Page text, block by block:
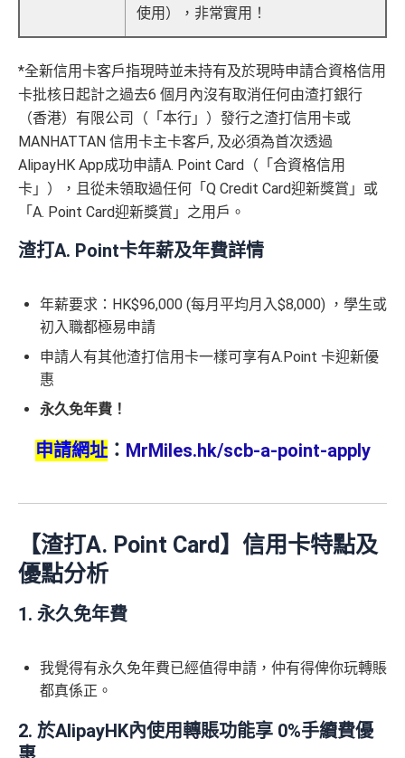
使用），非常實用！
*全新信用卡客戶指現時並未持有及於現時申請合資格信用
卡批核日起計之過去6 個月內沒有取消任何由渣打銀行
（香港）有限公司（「本行」）發行之渣打信用卡或
MANHATTAN 信用卡主卡客戶, 及必須為首次透過
AlipayHK App成功申請A. Point Card（「合資格信用
卡」），且從未領取過任何「Q Credit Card迎新獎賞」或
「A. Point Card迎新獎賞」之用戶。
渣打A. Point卡年薪及年費詳情
年薪要求：HK$96,000 (每月平均月入$8,000) ，學生或
初入職都極易申請
申請人有其他渣打信用卡一樣可享有A.Point 卡迎新優
惠
永久免年費！
申請網址： MrMiles.hk/scb-a-point-apply
【渣打A. Point Card】信用卡特點及
優點分析
1. 永久免年費
我覺得有永久免年費已經值得申請，仲有得俾你玩轉賬
都真係正。
2. 於AlipayHK內使用轉賬功能享 0%手續費優